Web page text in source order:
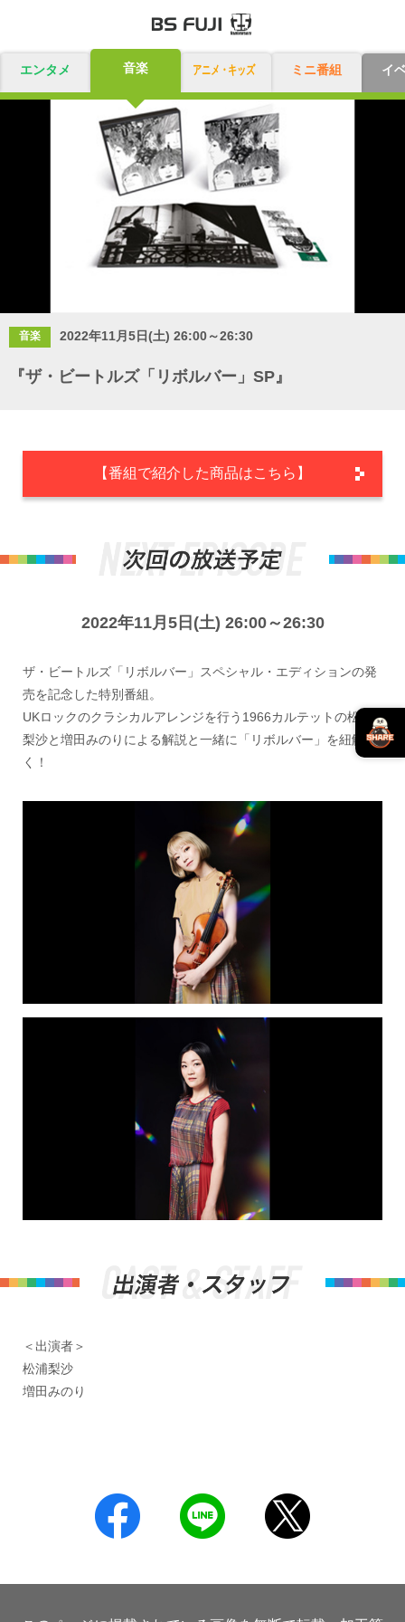
エンタメ 音楽 アニメ・キッズ ミニ番組 イ
音楽 2022年11月5日(土) 26:00～26:30
『ザ・ビートルズ「リボルバー」SP』
【番組で紹介した商品はこちら】
2022年11月5日(土) 26:00～26:30
ザ・ビートルズ「リボルバー」スペシャル・エディションの発
売を記念した特別番組。
UKロックのクラシカルアレンジを行う1966カルテットの松浦
梨沙と増田みのりによる解説と一緒に「リボルバー」を紐解
く！
＜出演者＞
松浦梨沙
増田みのり